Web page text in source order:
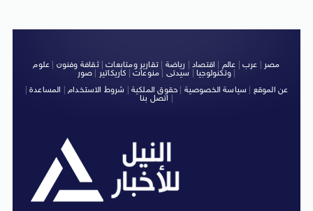
مصر عرب عالم اقتصاد رياضة |تقارير ومتابعات|ثقافة وفنون
علوم
وتكنولوجيا| سيدتى منوعات كاريكاتير صور
|
عن الموقع
سياسة الخصوصية حقوق الملكية شروط الاستخدام| المساعدة|
اتصل بنا